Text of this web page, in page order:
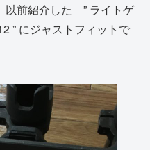
以前紹介した ” ライトゲ
” にジャストフィットで